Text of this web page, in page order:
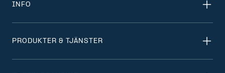
INFO
PRODUKTER & TJÄNSTER